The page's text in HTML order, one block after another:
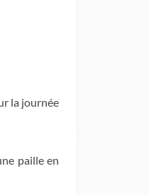
la journée
paille en